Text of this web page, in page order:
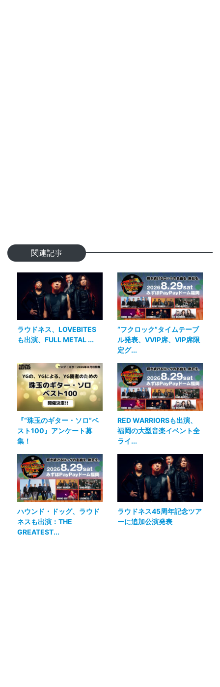
関連記事
ラウドネス、LOVEBITES
も出演、FULL METAL ...
“フクロック”タイムテーブ
ル発表、VVIP席、VIP席限
定グ...
『“珠玉のギター・ソロ”ベ
スト100』アンケート募
集！
RED WARRIORSも出演、
福岡の大型音楽イベント全
ライ...
ハウンド・ドッグ、ラウド
ネスも出演：THE
GREATEST...
ラウドネス45周年記念ツア
ーに追加公演発表